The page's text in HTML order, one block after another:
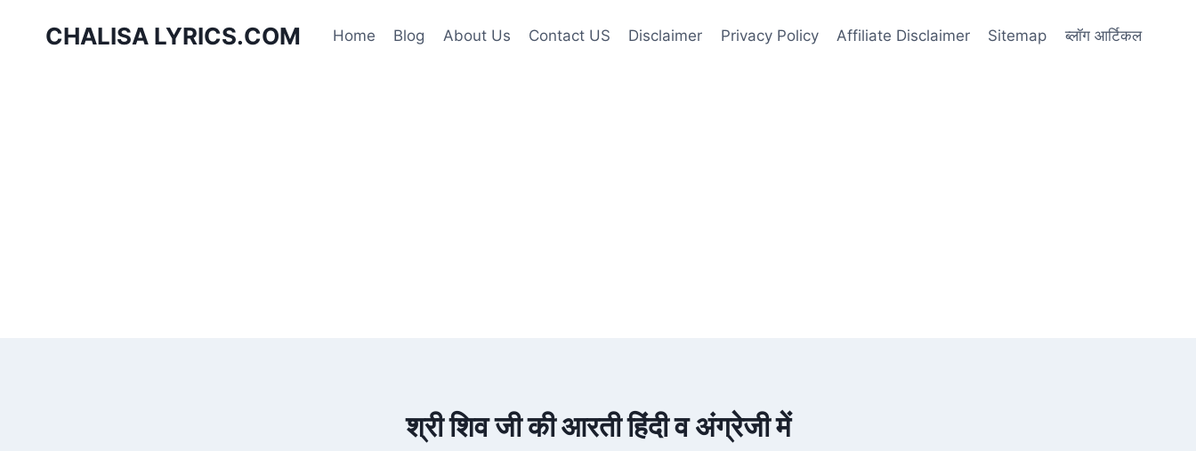
CHALISA LYRICS.COM Home Blog About Us Contact US Disclaimer Privacy Policy Affiliate Disclaimer Sitemap ब्लॉग आर्टिकल
श्री शिव जी की आरती हिंदी व अंग्रेजी में